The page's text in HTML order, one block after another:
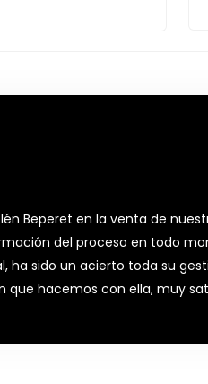
Beperet en la venta de
del proceso en todo
ha sido un acierto toda su
que hacemos con ella, muy